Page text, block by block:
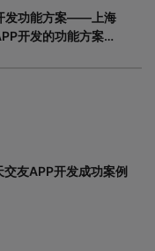
发功能方案——上海
开发的功能方案
友APP开发成功案例